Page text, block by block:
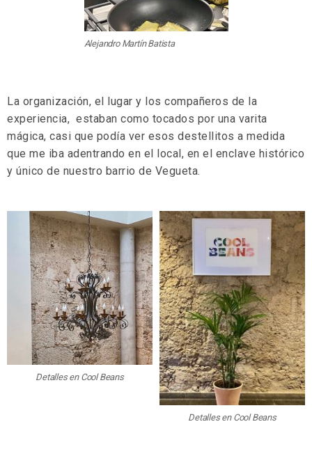
Alejandro Martín Batista
La organización, el lugar y los compañeros de la
experiencia, estaban como tocados por una varita
mágica, casi que podía ver esos destellitos a medida
que me iba adentrando en el local, en el enclave histórico
y único de nuestro barrio de Vegueta.
Detalles en Cool Beans
Detalles en Cool Beans